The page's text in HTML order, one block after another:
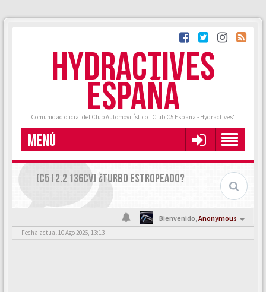
HYDRACTIVES
ESPAÑA
Comunidad oficial del Club Automovilístico "Club C5 España - Hydractives"
MENÚ
[C5 I 2.2 136CV] ¿TURBO ESTROPEADO?
Bienvenido,Anonymous
Fecha actual 10 Ago 2026, 13:13